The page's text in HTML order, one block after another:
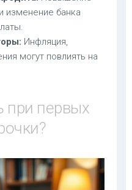
изменение банка
Инфляция,
могут повлиять на
при первых